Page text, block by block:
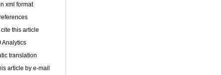
xml format
this article
Analytics
translation
article by e-mail